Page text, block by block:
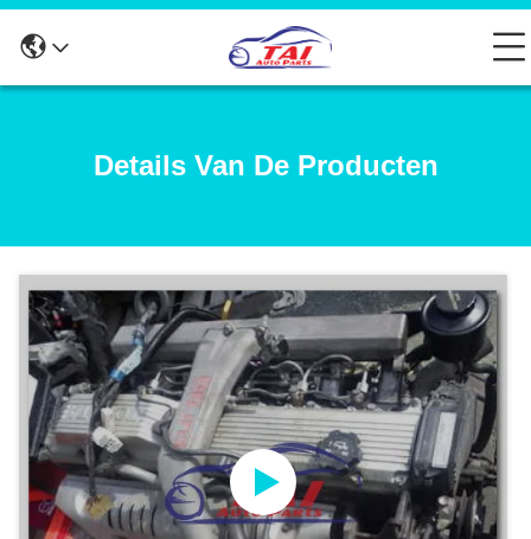
Details Van De Producten